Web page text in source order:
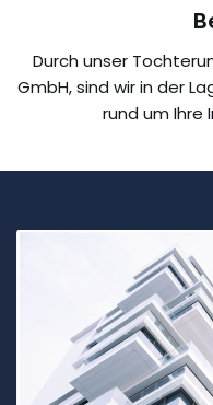
Durch unser
GmbH, sind wir in der
rund um Ihre